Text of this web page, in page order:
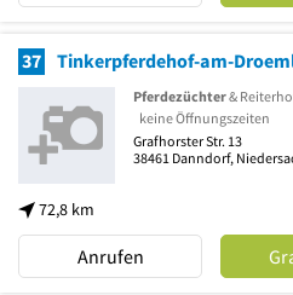
37 Tinkerpferdehof-am-
72,8 km
Pferdezüchter&
keine Öffnungszeiten
Grafhorster Str. 13
38461 Danndorf,
Anrufen